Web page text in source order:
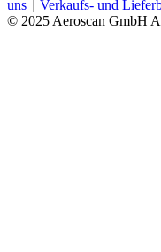
uns
Verkaufs- und
© 2025 Aeroscan GmbH